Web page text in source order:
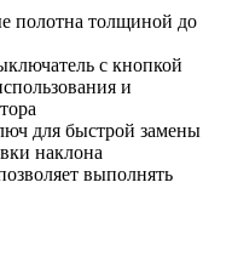
полотна толщиной до
с кнопкой
и
для быстрой замены
наклона
выполнять